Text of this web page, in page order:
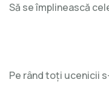
Să se împlinească
Pe rând toți ucenicii